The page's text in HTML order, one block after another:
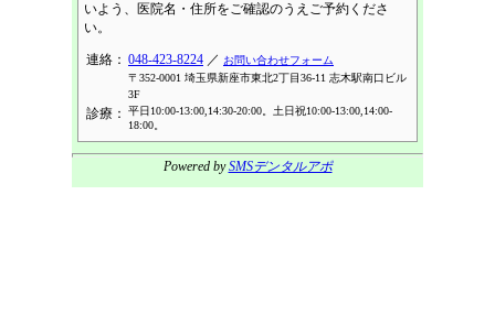
いよう、医院名・住所をご確認のうえご予約くださ
い。
連絡： 048-423-8224 ／ お問い合わせフォーム
〒352-0001 埼玉県新座市東北2丁目36-11 志木駅南口ビル
3F
診療：
平日10:00-13:00,14:30-20:00。土日祝10:00-13:00,14:00-
18:00。
Powered bySMSデンタルアポ